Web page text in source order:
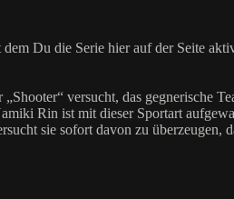
Du die Serie hier auf der Seite
versucht, das gegnerische
Rin ist mit dieser Sportart
sie sofort davon zu überzeugen,